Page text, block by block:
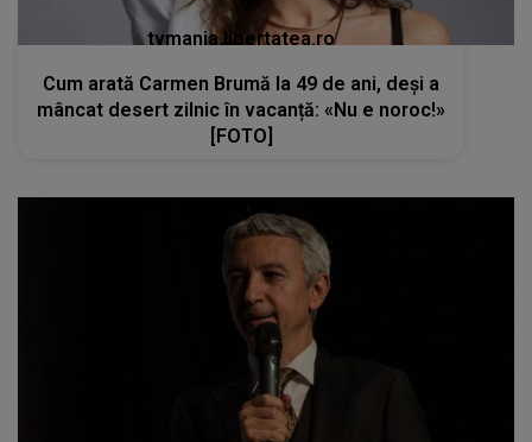
tvmania.libertatea.ro
Cum arată Carmen Brumă la 49 de ani, deși a
mâncat desert zilnic în vacanță: «Nu e noroc!»
[FOTO]